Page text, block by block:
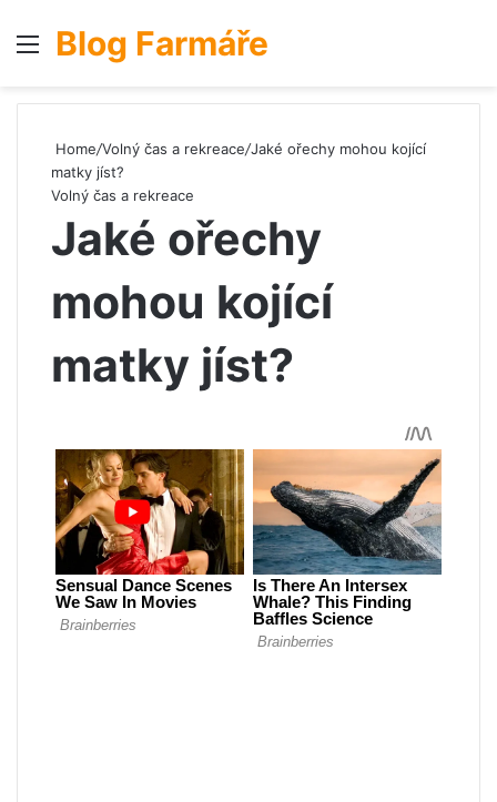
Menu
Blog Farmáře
Home/Volný čas a rekreace/Jaké ořechy mohou kojící
matky jíst?
Volný čas a rekreace
Jaké ořechy
mohou kojící
matky jíst?